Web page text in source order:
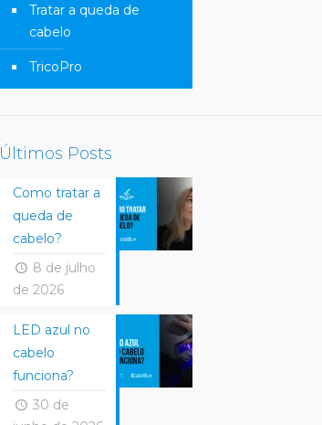
Tratar a queda de
cabelo
TricoPro
Últimos Posts
Como tratar a
queda de
cabelo?
8 de julho
de 2026
LED azul no
cabelo
funciona?
30 de